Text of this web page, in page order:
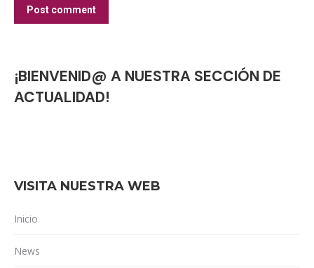
Post comment
¡BIENVENID@ A NUESTRA SECCIÓN DE
ACTUALIDAD!
VISITA NUESTRA WEB
Inicio
News